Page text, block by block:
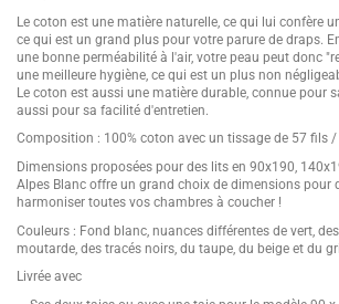
Le coton est une matière naturelle, ce qui lui confère
ce qui est un grand plus pour votre parure de draps.
une bonne perméabilité à l'air, votre peau peut donc
une meilleure hygiène, ce qui est un plus non
Le coton est aussi une matière durable, connue pour
aussi pour sa facilité d'entretien.
Composition : 100% coton avec un tissage de 57 fils /
Dimensions proposées pour des lits en 90x190,
Alpes Blanc offre un grand choix de dimensions pour
harmoniser toutes vos chambres à coucher !
Couleurs : Fond blanc, nuances différentes de vert,
moutarde, des tracés noirs, du taupe, du beige et du
Livrée avec